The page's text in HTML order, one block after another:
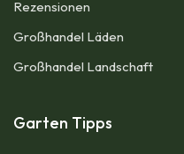
Rezensionen​
Großhandel Läden
Großhandel Landschaft
Garten Tipps